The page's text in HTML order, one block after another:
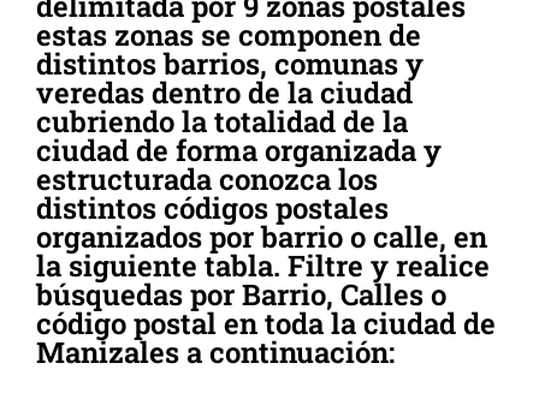
estas zonas se componen de
distintos barrios, comunas y
veredas dentro de la ciudad
cubriendo la totalidad de la
ciudad de forma organizada y
estructurada conozca los
distintos códigos postales
organizados por barrio o calle, en
la siguiente tabla. Filtre y realice
búsquedas por Barrio, Calles o
código postal en toda la ciudad de
Manizales a continuación: